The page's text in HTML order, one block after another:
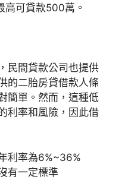
高可貸款500萬。
民間貸款公司也提供
的二胎房貸借款人條
簡單。然而，這種低
利率和風險，因此借
利率為6%~36%
有一定標準